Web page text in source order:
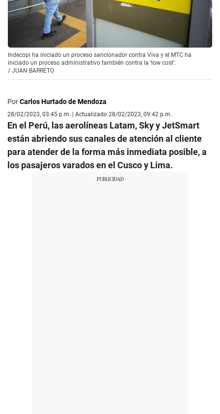
Indecopi ha iniciado un proceso sancionador contra Viva y el MTC ha
iniciado un proceso administrativo también contra la ‘low cost’.
/ JUAN BARRETO
PorCarlos Hurtado de Mendoza
28/02/2023, 03:45 p.m. | Actualizado 28/02/2023, 09:42 p.m.
En el Perú, las aerolíneas Latam, Sky y JetSmart
están abriendo sus canales de atención al cliente
para atender de la forma más inmediata posible, a
los pasajeros varados en el Cusco y Lima.